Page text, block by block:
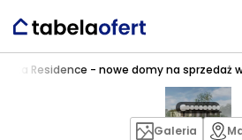
Residence - nowe domy na sprzedaż
Galeria